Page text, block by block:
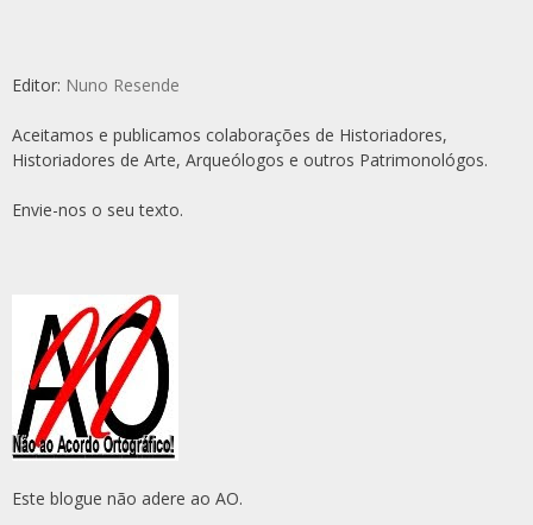
Editor: Nuno Resende
Aceitamos e publicamos colaborações de Historiadores,
Historiadores de Arte, Arqueólogos e outros Patrimonológos.
Envie-nos o seu texto.
Este blogue não adere ao AO.